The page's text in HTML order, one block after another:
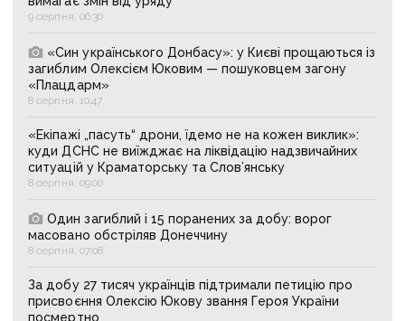
9 серпня, 06:30
«Син українського Донбасу»: у Києві прощаються із
загиблим Олексієм Юковим — пошуковцем загону
«Плацдарм»
8 серпня, 10:47
«Екіпажі „пасуть“ дрони, їдемо не на кожен виклик»:
куди ДСНС не виїжджає на ліквідацію надзвичайних
ситуацій у Краматорську та Слов’янську
8 серпня, 09:00
Один загиблий і 15 поранених за добу: ворог
масовано обстріляв Донеччину
8 серпня, 07:08
За добу 27 тисяч українців підтримали петицію про
присвоєння Олексію Юкову звання Героя України
посмертно